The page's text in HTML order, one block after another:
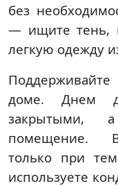
без
— ищите тень,
легкую одежду
доме. Днем
закрытыми,
помещение.
только при
используете